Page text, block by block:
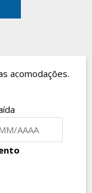
acomodações.